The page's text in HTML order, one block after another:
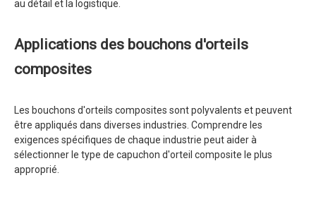
au détail et la logistique.
Applications des bouchons d'orteils
composites
Les bouchons d'orteils composites sont polyvalents et peuvent
être appliqués dans diverses industries. Comprendre les
exigences spécifiques de chaque industrie peut aider à
sélectionner le type de capuchon d'orteil composite le plus
approprié.